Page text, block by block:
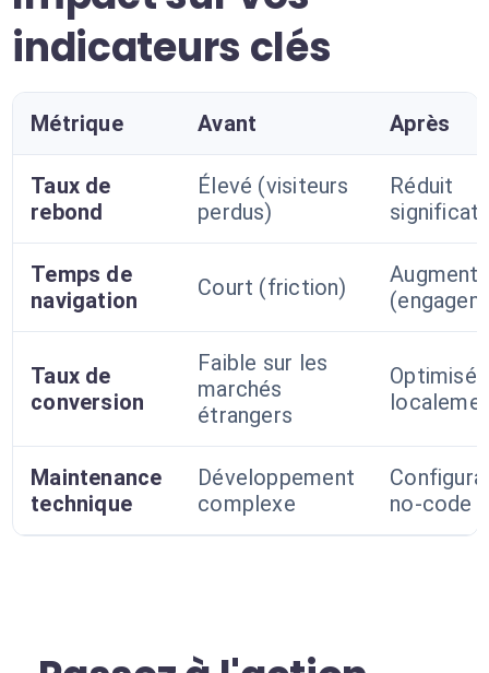
indicateurs clés
Métrique Avant Après
Taux de
rebond
Élevé (visiteurs
perdus)
Réduit
Temps de
navigation
Court (friction)
Taux de
conversion
Faible sur les
marchés
étrangers
Optimisé
Maintenance
technique
Développement
complexe
no-code